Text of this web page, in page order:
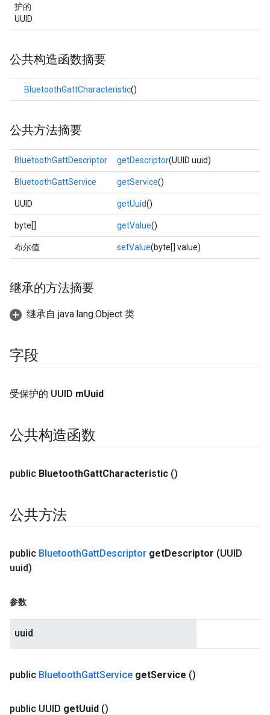
护的
UUID
公共构造函数摘要
BluetoothGattCharacteristic()
公共方法摘要
BluetoothGattDescriptor getDescriptor(UUID uuid)
BluetoothGattService getService()
UUID getUuid()
byte[] getValue()
布尔值 setValue(byte[] value)
继承的方法摘要
继承自 java.lang.Object 类
字段
受保护的 UUID mUuid
公共构造函数
public BluetoothGattCharacteristic ()
公共方法
public BluetoothGattDescriptor getDescriptor (UUID
uuid)
参数
uuid
public BluetoothGattService getService ()
public UUID getUuid ()